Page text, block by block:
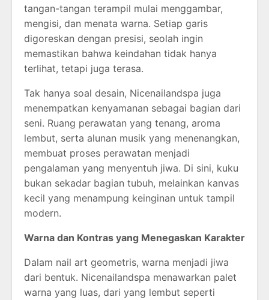
tangan-tangan terampil mulai menggambar,
mengisi, dan menata warna. Setiap garis
digoreskan dengan presisi, seolah ingin
memastikan bahwa keindahan tidak hanya
terlihat, tetapi juga terasa.
Tak hanya soal desain, Nicenailandspa juga
menempatkan kenyamanan sebagai bagian dari
seni. Ruang perawatan yang tenang, aroma
lembut, serta alunan musik yang menenangkan,
membuat proses perawatan menjadi
pengalaman yang menyentuh jiwa. Di sini, kuku
bukan sekadar bagian tubuh, melainkan kanvas
kecil yang menampung keinginan untuk tampil
modern.
Warna dan Kontras yang Menegaskan Karakter
Dalam nail art geometris, warna menjadi jiwa
dari bentuk. Nicenailandspa menawarkan palet
warna yang luas, dari yang lembut seperti